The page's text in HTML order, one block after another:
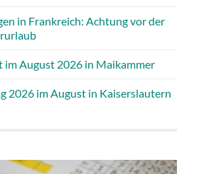
in Frankreich: Achtung vor der
im August 2026 in Maikammer
2026 im August in Kaiserslautern